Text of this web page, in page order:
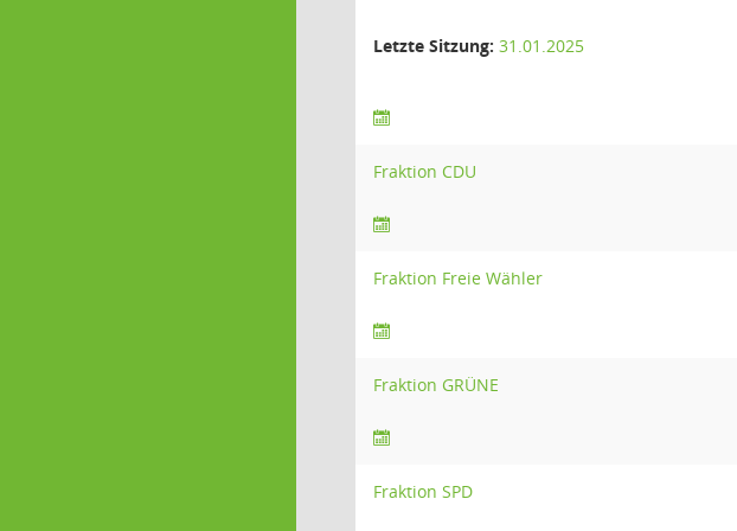
Letzte Sitzung: 31.01.2025
Fraktion CDU
Fraktion Freie Wähler
Fraktion GRÜNE
Fraktion SPD